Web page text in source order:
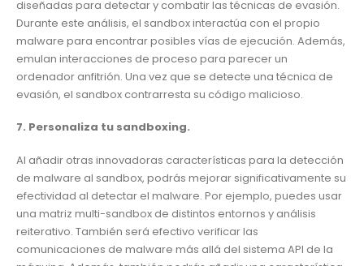
diseñadas para detectar y combatir las técnicas de evasión.
Durante este análisis, el sandbox interactúa con el propio
malware para encontrar posibles vías de ejecución. Además,
emulan interacciones de proceso para parecer un
ordenador anfitrión. Una vez que se detecte una técnica de
evasión, el sandbox contrarresta su código malicioso.
7. Personaliza tu sandboxing.
Al añadir otras innovadoras características para la detección
de malware al sandbox, podrás mejorar significativamente su
efectividad al detectar el malware. Por ejemplo, puedes usar
una matriz multi-sandbox de distintos entornos y análisis
reiterativo. También será efectivo verificar las
comunicaciones de malware más allá del sistema API de la